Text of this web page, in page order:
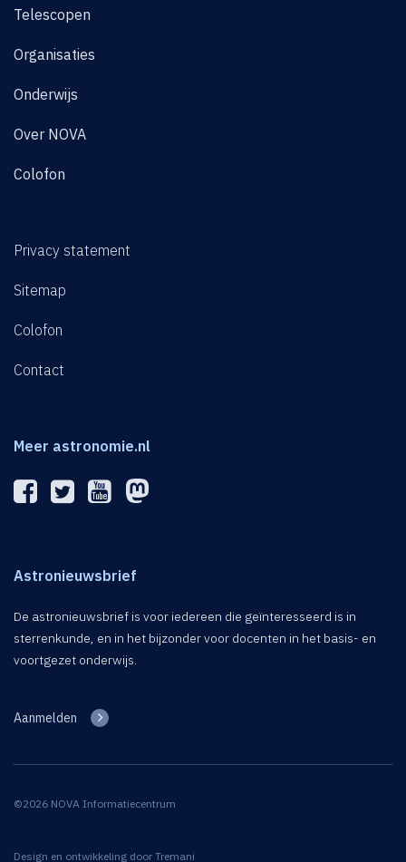
Telescopen
Organisaties
Onderwijs
Over NOVA
Colofon
Privacy statement
Sitemap
Colofon
Contact
Meer astronomie.nl
Astronieuwsbrief
De astronieuwsbrief is voor iedereen die geïnteresseerd is in
sterrenkunde, en in het bijzonder voor docenten in het basis- en
voortgezet onderwijs.
Aanmelden
©2026 NOVA Informatiecentrum
Design en ontwikkeling door Tremani